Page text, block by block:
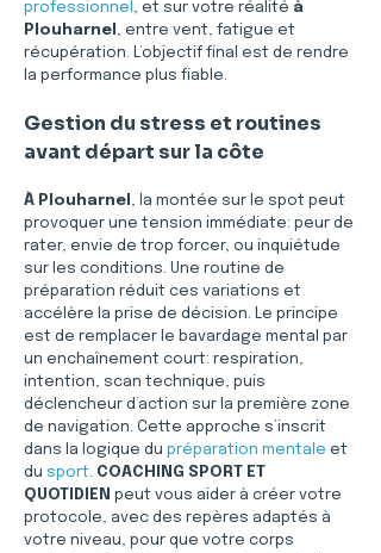
professionnel , et sur votre réalité à
Plouharnel , entre vent, fatigue et
récupération. L’objectif final est de rendre
la performance plus fiable.
Gestion du stress et routines
avant départ sur la côte
À Plouharnel , la montée sur le spot peut
provoquer une tension immédiate: peur de
rater, envie de trop forcer, ou inquiétude
sur les conditions. Une routine de
préparation réduit ces variations et
accélère la prise de décision. Le principe
est de remplacer le bavardage mental par
un enchaînement court: respiration,
intention, scan technique, puis
déclencheur d’action sur la première zone
de navigation. Cette approche s’inscrit
dans la logique du préparation mentale et
du sport. COACHING SPORT ET
QUOTIDIEN peut vous aider à créer votre
protocole, avec des repères adaptés à
votre niveau, pour que votre corps